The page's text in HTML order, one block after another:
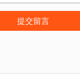
提交留言